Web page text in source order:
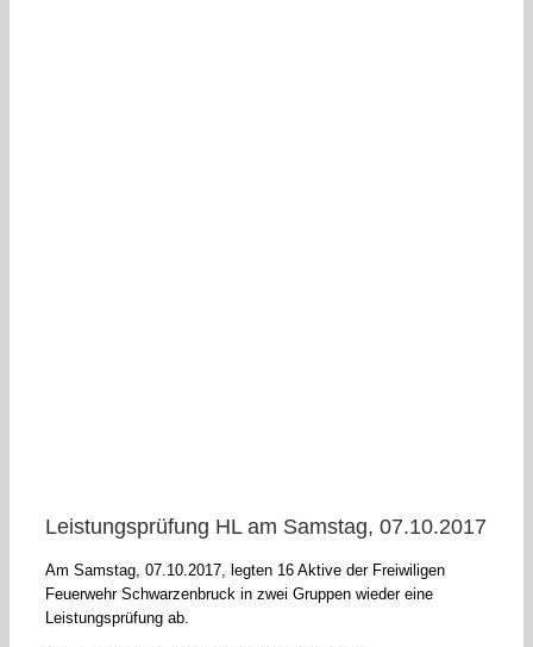
Leistungsprüfung HL am Samstag, 07.10.2017
Am Samstag, 07.10.2017, legten 16 Aktive der Freiwiligen
Feuerwehr Schwarzenbruck in zwei Gruppen wieder eine
Leistungsprüfung ab.